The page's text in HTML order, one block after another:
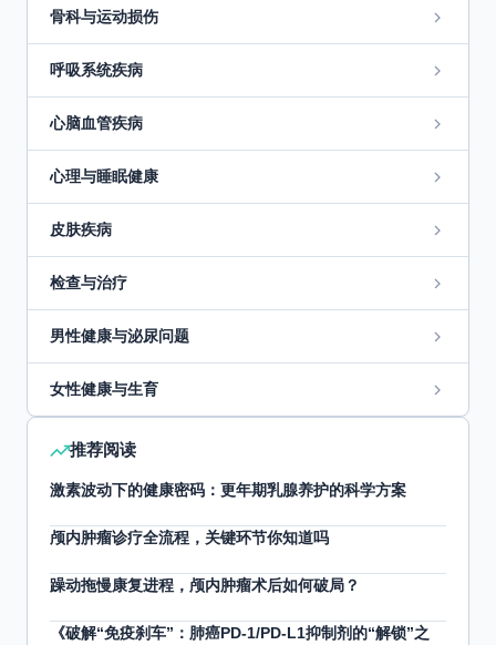
骨科与运动损伤
呼吸系统疾病
心脑血管疾病
心理与睡眠健康
皮肤疾病
检查与治疗
男性健康与泌尿问题
女性健康与生育
推荐阅读
激素波动下的健康密码：更年期乳腺养护的科学方案
颅内肿瘤诊疗全流程，关键环节你知道吗
躁动拖慢康复进程，颅内肿瘤术后如何破局？
《破解“免疫刹车”：肺癌PD-1/PD-L1抑制剂的“解锁”之